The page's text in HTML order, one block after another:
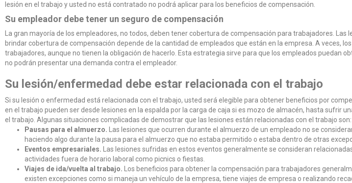
lesión en el trabajo y usted no está contratado no podrá aplicar para los beneficios de compensación.
Su empleador debe tener un seguro de compensación
La gran mayoría de los empleadores, no todos, deben tener cobertura de compensación para trabajadores.
brindar cobertura de compensación depende de la cantidad de empleados que están en la empresa. A veces,
trabajadores, aunque no tienen la obligación de hacerlo. Esta estrategia sirve para que los empleados puedan
no podrán presentar una demanda contra el empleador.
Su lesión/enfermedad debe estar relacionada con el trabajo
Si su lesión o enfermedad está relacionada con el trabajo, usted será elegible para obtener beneficios por
en el trabajo pueden ser desde lesiones en la espalda por la carga de caja si es mozo de almacén, hasta sufrir
el trabajo. Algunas situaciones complicadas de demostrar que las lesiones están relacionadas con el trabajo son:
Pausas para el almuerzo. Las lesiones que ocurren durante el almuerzo de un empleado no se
haciendo algo durante la pausa para el almuerzo que no estaba permitido o estaba dentro de otras
Eventos empresariales.
Las lesiones sufridas en estos eventos generalmente se consideran
actividades fuera de horario laboral como picnics o fiestas.
Viajes de ida/vuelta al trabajo.
Los beneficios para obtener la compensación para trabajadores
existen excepciones como si maneja un vehículo de la empresa, tiene viajes de empresa o realizando